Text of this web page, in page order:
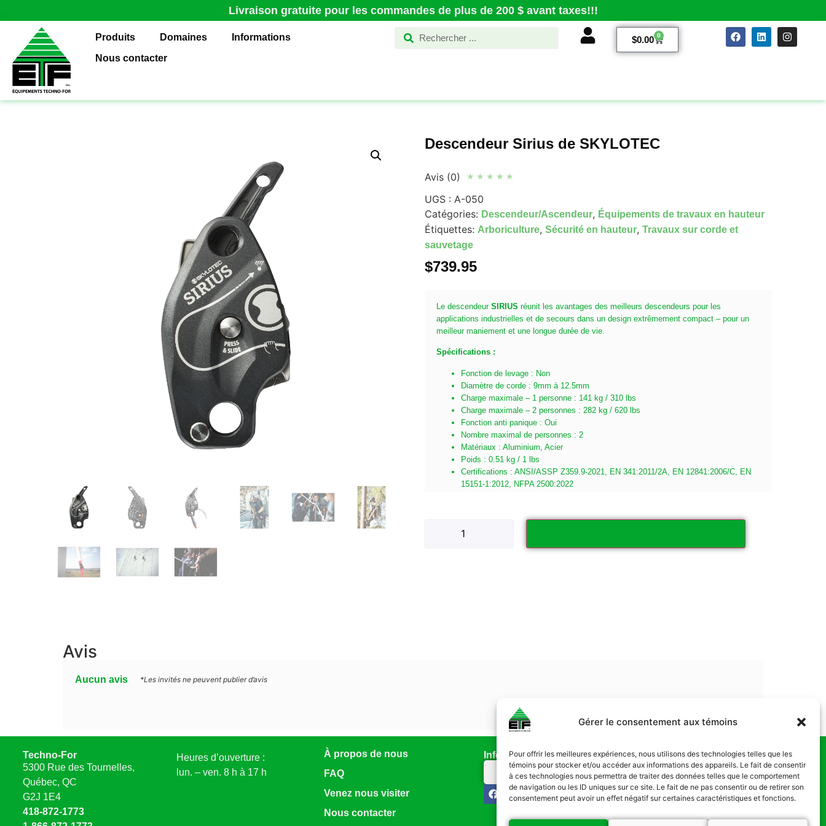
Gérer le consentement aux témoins
Pour offrir les meilleures expériences, nous utilisons des technologies telles que les
témoins pour stocker et/ou accéder aux informations des appareils. Le fait de consentir
à ces technologies nous permettra de traiter des données telles que le comportement
de navigation ou les ID uniques sur ce site. Le fait de ne pas consentir ou de retirer son
consentement peut avoir un effet négatif sur certaines caractéristiques et fonctions.
Livraison gratuite pour les commandes de plus de 200 $ avant taxes!!!
Produits Domaines
Informations
Nous contacter
$0.00 0
Descendeur Sirius de SKYLOTEC
Avis (0) ★ ★ ★ ★ ★
UGS : A-050
Catégories: Descendeur/Ascendeur, Équipements de travaux en hauteur
Étiquettes: Arboriculture, Sécurité en hauteur, Travaux sur corde et
sauvetage
$739.95
Le descendeur SIRIUS réunit les avantages des meilleurs descendeurs pour les
applications industrielles et de secours dans un design extrêmement compact – pour un
meilleur maniement et une longue durée de vie.
Spécifications :
Fonction de levage : Non
Diamètre de corde : 9mm à 12.5mm
Charge maximale – 1 personne : 141 kg / 310 lbs
Charge maximale – 2 personnes : 282 kg / 620 lbs
Fonction anti panique : Oui
Nombre maximal de personnes : 2
Matériaux : Aluminium, Acier
Poids : 0.51 kg / 1 lbs
Certifications : ANSI/ASSP Z359.9-2021, EN 341:2011/2A, EN 12841:2006/C, EN
15151-1:2012, NFPA 2500:2022
Avis
Aucun avis *Les invités ne peuvent publier d’avis
Techno-For
5300 Rue des Tournelles,
Québec, QC
G2J 1E4
418-872-1773
Heures d’ouverture :
lun. – ven. 8 h à 17 h
À propos de nous
FAQ
Venez nous visiter
Nous contacter
Infolettre
Abonnez-vous